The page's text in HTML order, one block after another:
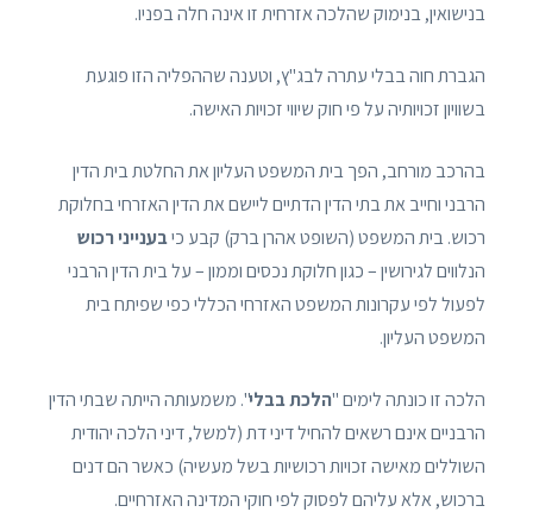
בנישואין, בנימוק שהלכה אזרחית זו אינה חלה בפניו.
הגברת חוה בבלי עתרה לבג"ץ, וטענה שההפליה הזו פוגעת
בשוויון זכויותיה על פי חוק שיווי זכויות האישה.
בהרכב מורחב, הפך בית המשפט העליון את החלטת בית הדין
הרבני וחייב את בתי הדין הדתיים ליישם את הדין האזרחי בחלוקת
רכוש. בית המשפט (השופט אהרן ברק) קבע כיבענייני רכוש
הנלווים לגירושין – כגון חלוקת נכסים וממון – על בית הדין הרבני
לפעול לפי עקרונות המשפט האזרחי הכללי כפי שפיתח בית
המשפט העליון.
הלכה זו כונתה לימים "הלכת בבלי". משמעותה הייתה שבתי הדין
הרבניים אינם רשאים להחיל דיני דת (למשל, דיני הלכה יהודית
השוללים מאישה זכויות רכושיות בשל מעשיה) כאשר הם דנים
ברכוש, אלא עליהם לפסוק לפי חוקי המדינה האזרחיים.